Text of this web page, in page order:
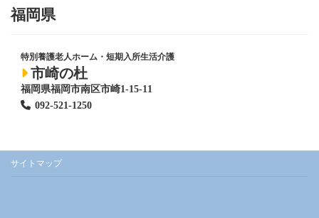
福岡県
特別養護老人ホーム ・短期入所生活介護
市崎の杜
福岡県福岡市南区市崎1-15-11
092-521-1250
サイトマップ